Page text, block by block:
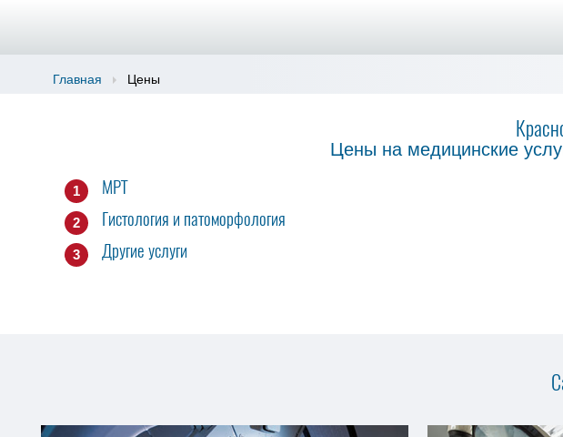
Главная Цены
Цены на медицинские
МРТ
Гистология и патоморфология
Другие услуги